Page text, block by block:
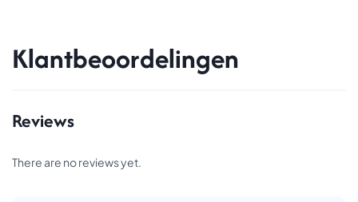
Klantbeoordelingen
Reviews
There are no reviews yet.